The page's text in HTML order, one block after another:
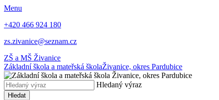
Menu
+420 466 924 180
zs.zivanice@seznam.cz
ZŠ a MŠ Živanice
Základní škola a mateřská školaŽivanice, okres Pardubice
Hledaný výraz
Hledat